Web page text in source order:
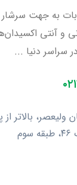
به جهت سرشار
و آنتی
سراسر دنیا ...
ولیعصر، بالاتر